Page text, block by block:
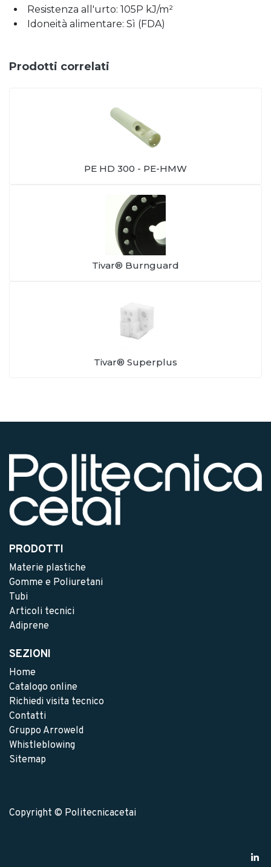
Resistenza all'urto: 105P kJ/m²
Idoneità alimentare: Sì (FDA)
Prodotti correlati
PE HD 300 - PE-HMW
Tivar® Burnguard
Tivar® Superplus
PRODOTTI
Materie plastiche
Gomme e Poliuretani
Tubi
Articoli tecnici
Adiprene
SEZIONI
Home
Catalogo online
Richiedi visita tecnico
Contatti
Gruppo Arroweld
Whistleblowing
Sitemap
Copyright © Politecnicacetai